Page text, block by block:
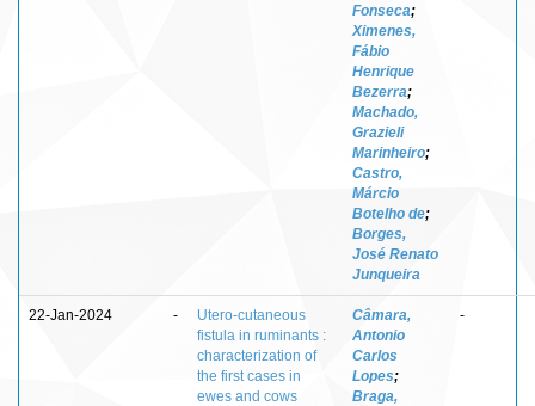
Fonseca;
Ximenes,
Fábio
Henrique
Bezerra;
Machado,
Grazieli
Marinheiro;
Castro,
Márcio
Botelho de;
Borges,
José Renato
Junqueira
22-Jan-2024 -
Utero-cutaneous
fistula in ruminants :
characterization of
the first cases in
ewes and cows
Câmara,
Antonio
Carlos
Lopes;
Braga,
-